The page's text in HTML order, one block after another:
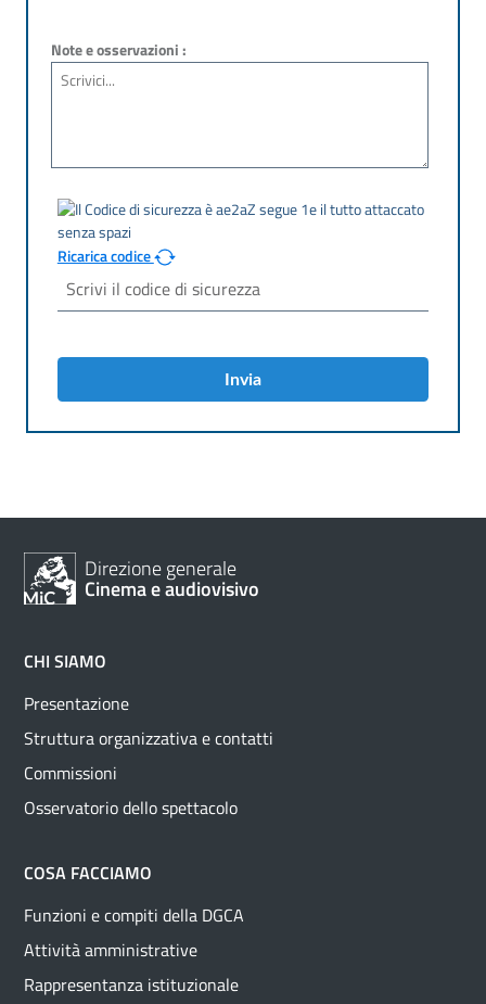
Note e osservazioni :
Ricarica codice
Invia
Direzione generale
Cinema e audiovisivo
CHI SIAMO
Presentazione
Struttura organizzativa e contatti
Commissioni
Osservatorio dello spettacolo
COSA FACCIAMO
Funzioni e compiti della DGCA
Attività amministrative
Rappresentanza istituzionale